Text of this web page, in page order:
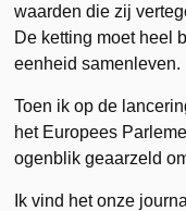
waarden die zij
De ketting moet heel
eenheid samenleven.
Toen ik op de
het Europees
ogenblik geaarzeld
Ik vind het onze